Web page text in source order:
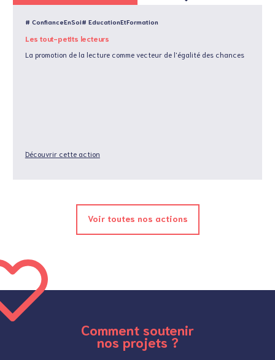
Découvrir cette action
# ConfianceEnSoi# EducationEtFormation
Les tout-petits lecteurs
La promotion de la lecture comme vecteur de l'égalité des chances
Voir toutes nos actions
Comment soutenir
nos projets ?